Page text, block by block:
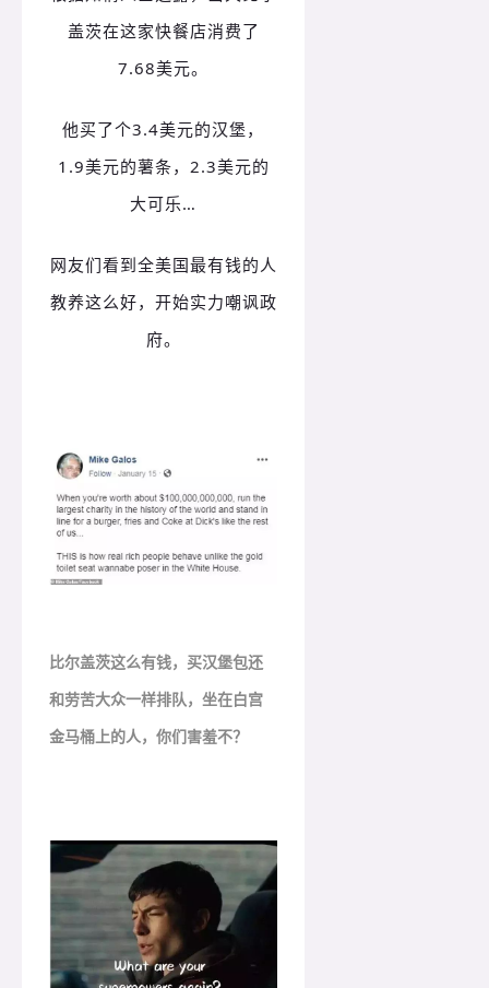
盖茨在这家快餐店消费了
7.68美元。
他买了个3.4美元的汉堡，
1.9美元的薯条，2.3美元的
大可乐…
网友们看到全美国最有钱的人
教养这么好，开始实力嘲讽政
府。
比尔盖茨这么有钱，买汉堡包还
和劳苦大众一样排队，坐在白宫
金马桶上的人，你们害羞不？